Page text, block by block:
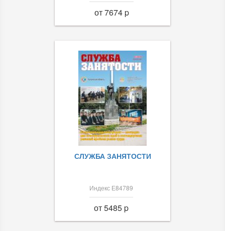
от 7674 p
СЛУЖБА ЗАНЯТОСТИ
Индекс Е84789
от 5485 p